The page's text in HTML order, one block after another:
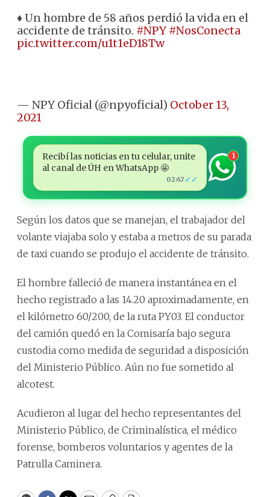
♦️ Un hombre de 58 años perdió la vida en el
accidente de tránsito. #NPY #NosConecta
pic.twitter.com/u1t1eD18Tw
— NPY Oficial (@npyoficial) October 13,
2021
Recibí las noticias en tu celular, unite
al canal de ÚH en WhatsApp 🤩
02:47 ✓✓
1
Según los datos que se manejan, el trabajador del
volante viajaba solo y estaba a metros de su parada
de taxi cuando se produjo el accidente de tránsito.
El hombre falleció de manera instantánea en el
hecho registrado a las 14.20 aproximadamente, en
el kilómetro 60/200, de la ruta PY03. El conductor
del camión quedó en la Comisaría bajo segura
custodia como medida de seguridad a disposición
del Ministerio Público. Aún no fue sometido al
alcotest.
Acudieron al lugar del hecho representantes del
Ministerio Público, de Criminalística, el médico
forense, bomberos voluntarios y agentes de la
Patrulla Caminera.